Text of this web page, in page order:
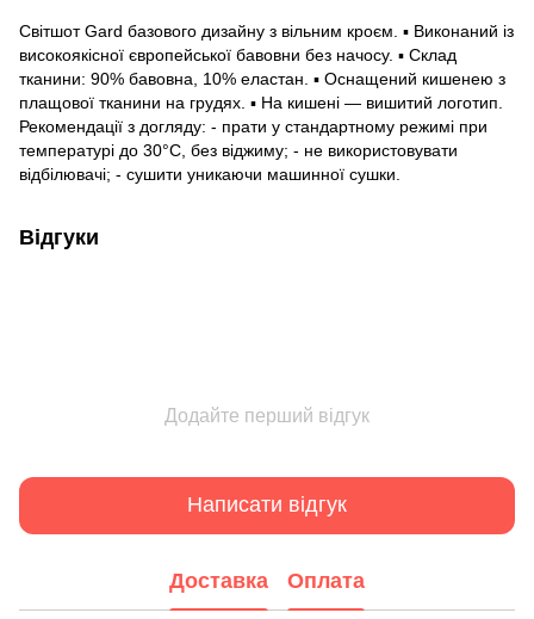
Світшот Gard базового дизайну з вільним кроєм. ▪ Виконаний із
високоякісної європейської бавовни без начосу. ▪ Склад
тканини: 90% бавовна, 10% еластан. ▪ Оснащений кишенею з
плащової тканини на грудях. ▪ На кишені — вишитий логотип.
Рекомендації з догляду: - прати у стандартному режимі при
температурі до 30°C, без віджиму; - не використовувати
відбілювачі; - сушити уникаючи машинної сушки.
Відгуки
Додайте перший відгук
Написати відгук
Доставка Оплата